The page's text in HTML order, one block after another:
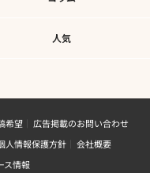
人気
希望
広告掲載のお問い合わせ
人情報保護方針
会社概要
ス情報